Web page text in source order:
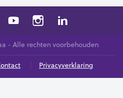
- Alle rechten voorbehouden
Privacyverklaring